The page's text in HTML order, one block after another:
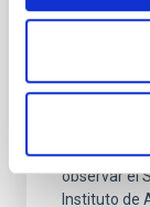
El IAC
público
El IAC
con
asistentes
observar el
Instituto de